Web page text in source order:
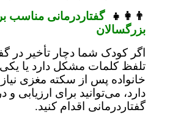
👨‍👩‍👧گفتاردرمانی مناسب برای
بزرگسالان
اگر کودک شما دچار تأخیر در
تلفظ کلمات مشکل دارد یا یکی از
خانواده پس از سکته مغزی نیاز به
دارد، می‌توانید برای ارزیابی و
گفتاردرمانی اقدام کنید.